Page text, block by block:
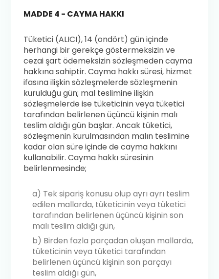
MADDE 4 - CAYMA HAKKI
Tüketici (ALICI), 14 (ondört) gün içinde
herhangi bir gerekçe göstermeksizin ve
cezai şart ödemeksizin sözleşmeden cayma
hakkına sahiptir. Cayma hakkı süresi, hizmet
ifasına ilişkin sözleşmelerde sözleşmenin
kurulduğu gün; mal teslimine ilişkin
sözleşmelerde ise tüketicinin veya tüketici
tarafından belirlenen üçüncü kişinin malı
teslim aldığı gün başlar. Ancak tüketici,
sözleşmenin kurulmasından malın teslimine
kadar olan süre içinde de cayma hakkını
kullanabilir. Cayma hakkı süresinin
belirlenmesinde;
a) Tek sipariş konusu olup ayrı ayrı teslim
edilen mallarda, tüketicinin veya tüketici
tarafından belirlenen üçüncü kişinin son
malı teslim aldığı gün,
b) Birden fazla parçadan oluşan mallarda,
tüketicinin veya tüketici tarafından
belirlenen üçüncü kişinin son parçayı
teslim aldığı gün,